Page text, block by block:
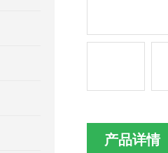
产品详情